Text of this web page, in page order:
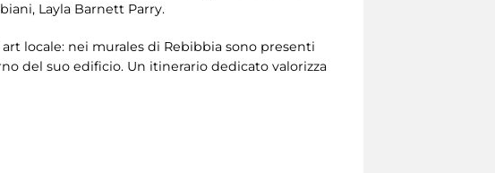
Layla Barnett Parry.
locale: nei murales di Rebibbia sono presenti
del suo edificio. Un itinerario dedicato valorizza